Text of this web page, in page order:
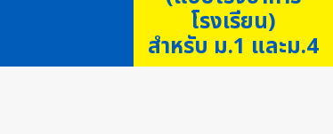
โรงเรียน)
สำหรับ ม.1 และม.4